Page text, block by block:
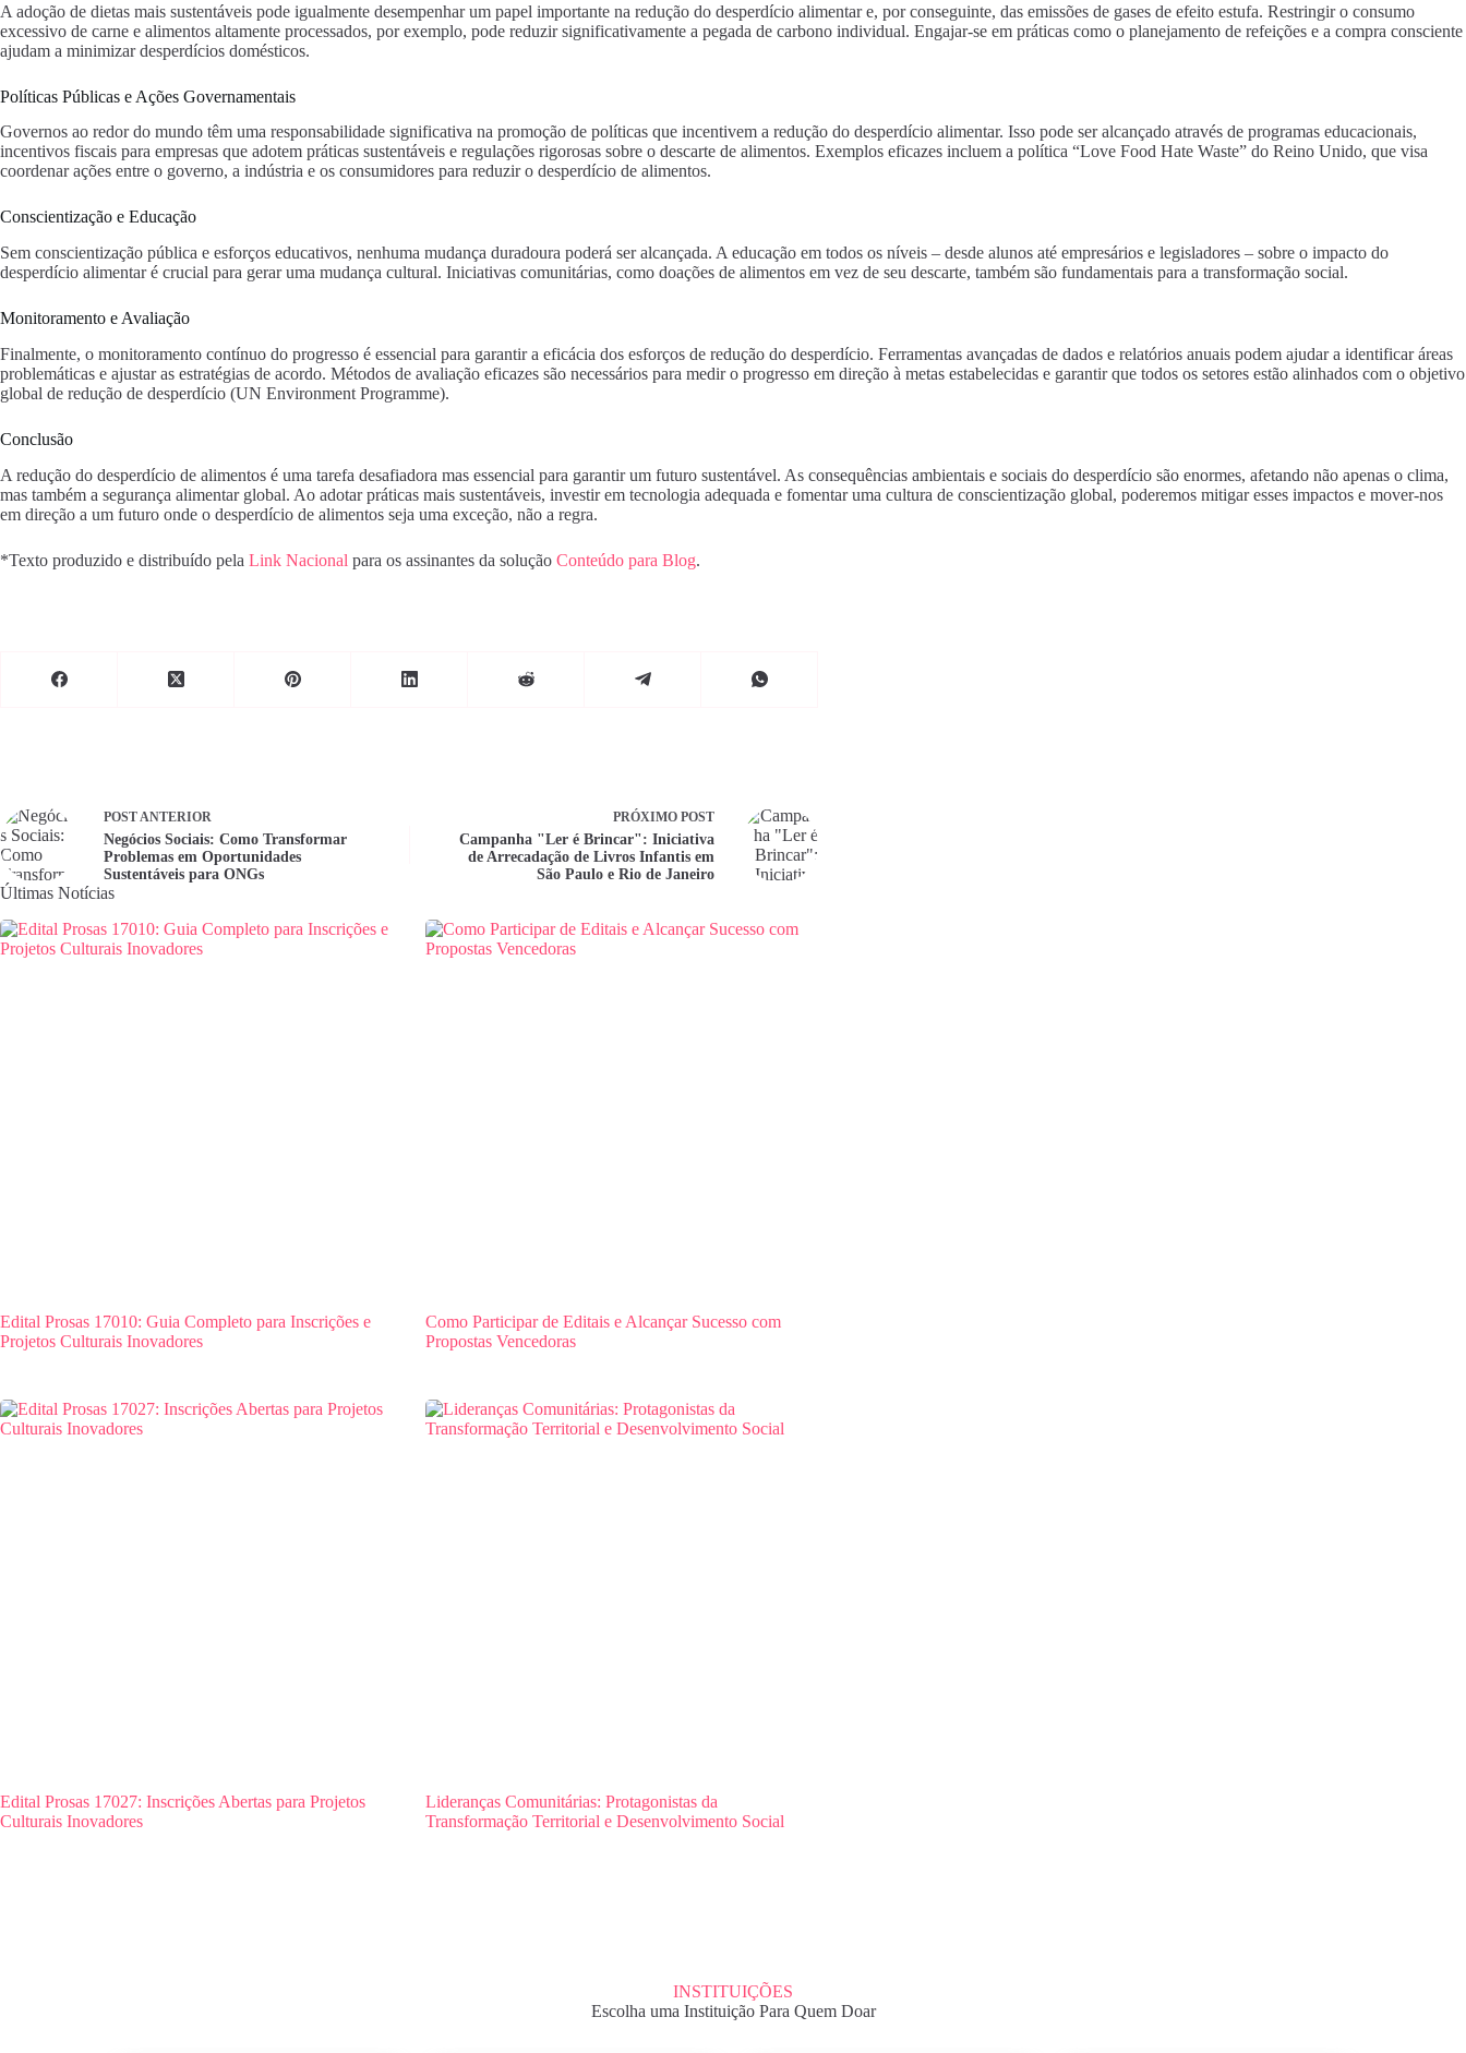
A adoção de dietas mais sustentáveis pode igualmente desempenhar um papel importante na redução do desperdício alimentar e, por conseguinte, das emissões de gases de efeito estufa. Restringir o consumo
excessivo de carne e alimentos altamente processados, por exemplo, pode reduzir significativamente a pegada de carbono individual. Engajar-se em práticas como o planejamento de refeições e a compra consciente
ajudam a minimizar desperdícios domésticos.
Políticas Públicas e Ações Governamentais
Governos ao redor do mundo têm uma responsabilidade significativa na promoção de políticas que incentivem a redução do desperdício alimentar. Isso pode ser alcançado através de programas educacionais,
incentivos fiscais para empresas que adotem práticas sustentáveis e regulações rigorosas sobre o descarte de alimentos. Exemplos eficazes incluem a política “Love Food Hate Waste” do Reino Unido, que visa
coordenar ações entre o governo, a indústria e os consumidores para reduzir o desperdício de alimentos.
Conscientização e Educação
Sem conscientização pública e esforços educativos, nenhuma mudança duradoura poderá ser alcançada. A educação em todos os níveis – desde alunos até empresários e legisladores – sobre o impacto do
desperdício alimentar é crucial para gerar uma mudança cultural. Iniciativas comunitárias, como doações de alimentos em vez de seu descarte, também são fundamentais para a transformação social.
Monitoramento e Avaliação
Finalmente, o monitoramento contínuo do progresso é essencial para garantir a eficácia dos esforços de redução do desperdício. Ferramentas avançadas de dados e relatórios anuais podem ajudar a identificar áreas
problemáticas e ajustar as estratégias de acordo. Métodos de avaliação eficazes são necessários para medir o progresso em direção à metas estabelecidas e garantir que todos os setores estão alinhados com o objetivo
global de redução de desperdício (UN Environment Programme).
Conclusão
A redução do desperdício de alimentos é uma tarefa desafiadora mas essencial para garantir um futuro sustentável. As consequências ambientais e sociais do desperdício são enormes, afetando não apenas o clima,
mas também a segurança alimentar global. Ao adotar práticas mais sustentáveis, investir em tecnologia adequada e fomentar uma cultura de conscientização global, poderemos mitigar esses impactos e mover-nos
em direção a um futuro onde o desperdício de alimentos seja uma exceção, não a regra.
*Texto produzido e distribuído pela Link Nacional para os assinantes da solução Conteúdo para Blog.
POST ANTERIOR
Negócios Sociais: Como Transformar
Problemas em Oportunidades
Sustentáveis para ONGs
PRÓXIMO POST
Campanha "Ler é Brincar": Iniciativa
de Arrecadação de Livros Infantis em
São Paulo e Rio de Janeiro
Últimas Notícias
Edital Prosas 17010: Guia Completo para Inscrições e
Projetos Culturais Inovadores
Como Participar de Editais e Alcançar Sucesso com
Propostas Vencedoras
Edital Prosas 17027: Inscrições Abertas para Projetos
Culturais Inovadores
Lideranças Comunitárias: Protagonistas da
Transformação Territorial e Desenvolvimento Social
INSTITUIÇÕES
Escolha uma Instituição Para Quem Doar